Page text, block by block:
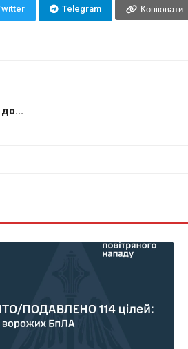
Telegram Копіювати
до...